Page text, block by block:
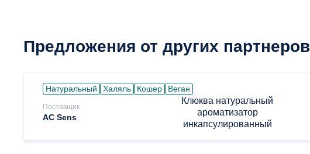
Предложения от других партнеров
Натуральный Халяль Кошер Веган
Поставщик
AC Sens
Клюква натуральный
ароматизатор
инкапсулированный